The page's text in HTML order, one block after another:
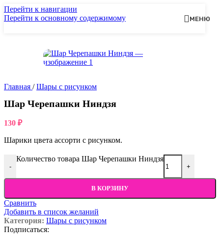
Перейти к навигации
Перейти к основному содержимому
МЕНЮ
Главная / Шары с рисунком
Шар Черепашки Ниндзя
130 ₽
Шарики цвета ассорти с рисунком.
-
Количество товара Шар Черепашки Ниндзя
+
В КОРЗИНУ
Сравнить
Добавить в список желаний
Категория: Шары с рисунком
Подписаться: